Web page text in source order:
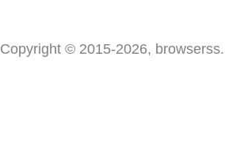
Copyright © 2015-2026,